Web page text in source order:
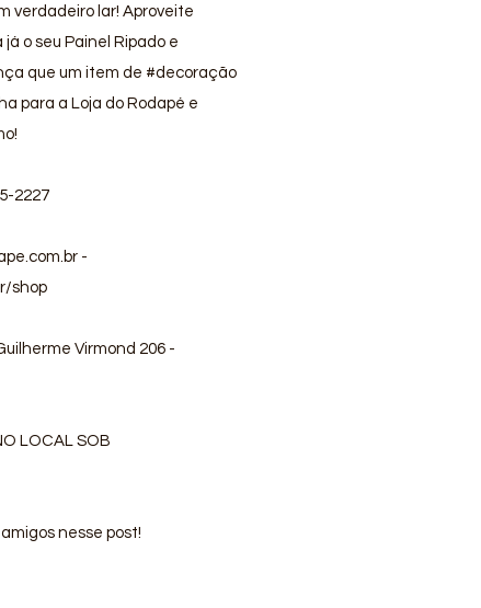
verdadeiro lar! Aproveite
o seu Painel Ripado e
que um item de #decoração
para a Loja do Rodapé e
2227
-
shop
Virmond 206 -
LOCAL SOB
nesse post!